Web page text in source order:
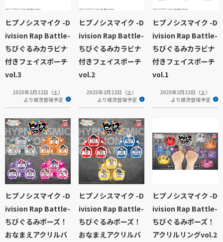
ヒプノシスマイク -D
ivision Rap Battle-
ちびぐるみカラビナ
付きフェイスポーチ
vol.3
2025年2月22日（土）
より順次登場予定
ヒプノシスマイク -D
ivision Rap Battle-
ちびぐるみカラビナ
付きフェイスポーチ
vol.2
2025年2月22日（土）
より順次登場予定
ヒプノシスマイク -D
ivision Rap Battle-
ちびぐるみカラビナ
付きフェイスポーチ
vol.1
2025年2月22日（土）
より順次登場予定
ヒプノシスマイク -D
ivision Rap Battle-
ちびぐるみポーズ！
おなまえアクリルバ
ヒプノシスマイク -D
ivision Rap Battle-
ちびぐるみポーズ！
おなまえアクリルバ
ヒプノシスマイク -D
ivision Rap Battle-
ちびぐるみポーズ！
アクリルリングvol.2